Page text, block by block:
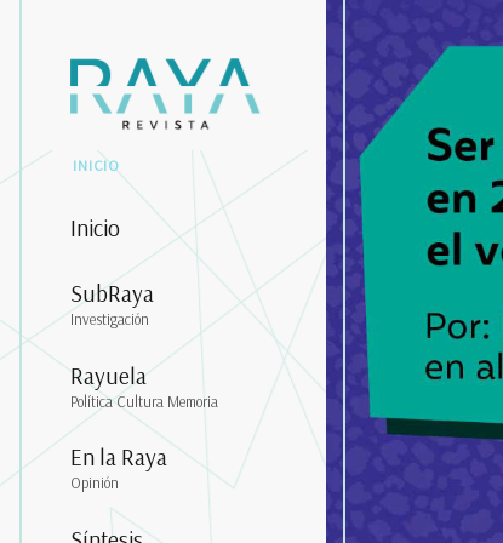
INICIO
Inicio
SubRaya
Investigación
Rayuela
Política Cultura Memoria
En la Raya
Opinión